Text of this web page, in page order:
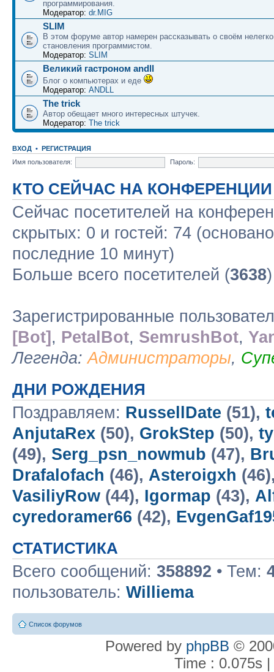
программирования.
Модератор: dr.MIG
SLIM
В этом форуме автор намерен рассказывать о своём
становления программистом.
Модератор: SLIM
Великий гастроном andll
Блог о компьютерах и еде
Модератор: ANDLL
The trick
Автор обещает много интересных штучек.
Модератор: The trick
ВХОД • РЕГИСТРАЦИЯ
Имя пользователя:
Пароль:
КТО СЕЙЧАС НА КОНФЕРЕНЦИИ
Сейчас посетителей на
скрытых: 0 и гостей: 74
последние 10 минут)
Больше всего посетителей (3638
Зарегистрированные
[Bot] , PetalBot, SemrushBot,
Легенда:Администраторы,
ДНИ РОЖДЕНИЯ
Поздравляем: RussellDate (51),
AnjutaRex (50), GrokStep (50),
(49), Serg_psn_nowmub (47),
Drafalofach (46), Asteroigxh
VasiliyRow (44), Igormap (43),
cyredoramer66 (42),
СТАТИСТИКА
Всего сообщений: 358892 • Тем:
пользователь: Williema
Список форумов
Powered by phpBB ©
Time : 0.075s